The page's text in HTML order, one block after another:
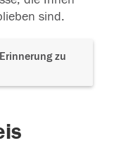
sind.
zu